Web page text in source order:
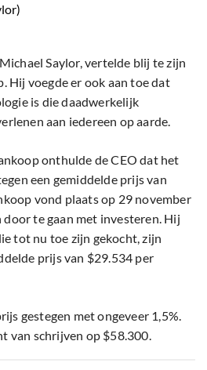
Saylor, vertelde blij te zijn
Hij voegde er ook aan toe dat
is die daadwerkelijk
aan iedereen op aarde.
onthulde de CEO dat het
een gemiddelde prijs van
vond plaats op 29 november
te gaan met investeren. Hij
tot nu toe zijn gekocht, zijn
prijs van $29.534 per
gestegen met ongeveer 1,5%.
van schrijven op $58.300.